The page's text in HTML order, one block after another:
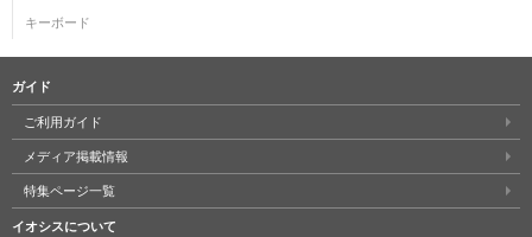
キーボード
ガイド
ご利用ガイド
メディア掲載情報
特集ページ一覧
イオシスについて